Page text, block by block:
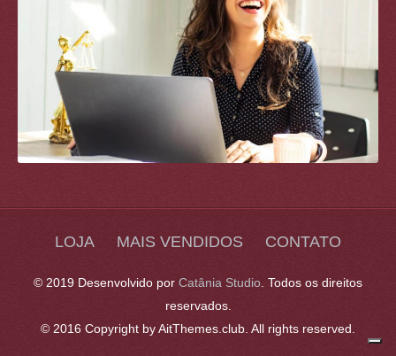
LOJA MAIS VENDIDOS CONTATO
© 2019 Desenvolvido por Catânia Studio . Todos os direitos
reservados.
© 2016 Copyright by AitThemes.club. All rights reserved.